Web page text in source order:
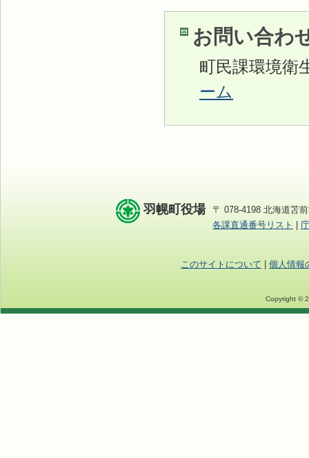
お問い合わ
町民課環境衛
ーム
羽幌町役場
〒 078-4198 北海道苫
各課直通番号リスト
このサイトについて 個人情報
Copyright ©